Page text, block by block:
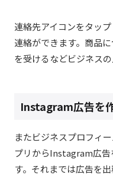
連絡先アイコンをタッ
連絡ができます。商品
を受けるなどビジネス
Instagram広告を
またビジネスプロフィ
プリからInstagram広
す。それまでは広告を